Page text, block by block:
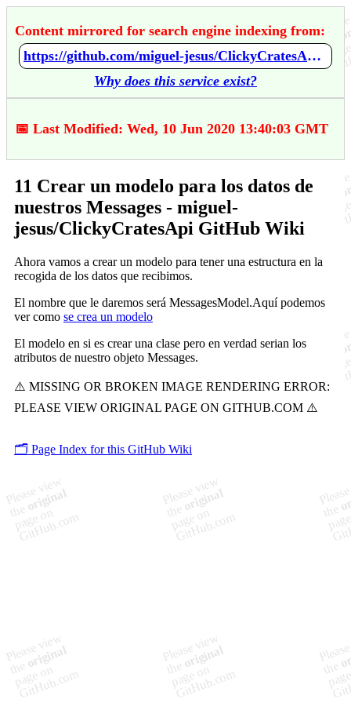
Content mirrored for search engine indexing from:
https://github.com/miguel-jesus/ClickyCratesApi/wiki/11-Crear-un-modelo-para-los-datos-de-nuestros-Messages
Why does this service exist?
📅 Last Modified: Wed, 10 Jun 2020 13:40:03 GMT
11 Crear un modelo para los datos de
nuestros Messages - miguel-
jesus/ClickyCratesApi GitHub Wiki
Ahora vamos a crear un modelo para tener una estructura en la
recogida de los datos que recibimos.
El nombre que le daremos será MessagesModel.Aquí podemos
ver como se crea un modelo
El modelo en si es crear una clase pero en verdad serian los
atributos de nuestro objeto Messages.
🗂️ Page Index for this GitHub Wiki